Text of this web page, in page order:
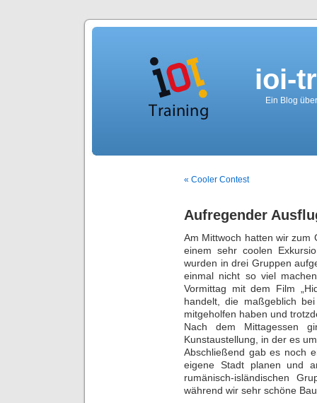
ioi-
Ein Blog
« Cooler Contest
Aufregender
Am Mittwoch hatten wir zum
einem sehr coolen
wurden in drei Gruppen
einmal nicht so viel
Vormittag mit dem Film
handelt, die maßgeblich
mitgeholfen haben und
Nach dem Mittagessen
Kunstaustellung, in der es
Abschließend gab es noch
eigene Stadt planen und
rumänisch-isländischen
während wir sehr schöne